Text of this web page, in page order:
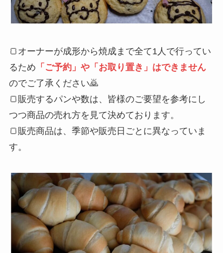
🍞オーナーが成形から焼成まで全て1人で行ってい
るため 「ご予約」や「お取り置き」はできません
のでご了承ください🙇
🍞販売するパンや数は、皆様のご要望を参考にし
つつ商品の売れ方を見て決めております。
🍞販売商品は、季節や販売日ごとに異なっていま
す。